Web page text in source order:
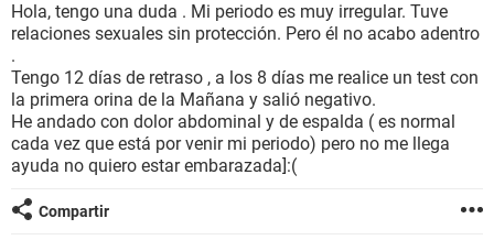
BIENESTAR
SEXUALIDAD
GLOSARIO
Hola, tengo una duda . Mi periodo es muy irregular. Tuve
relaciones sexuales sin protección. Pero él no acabo adentro
.
Tengo 12 días de retraso , a los 8 días me realice un test con
la primera orina de la Mañana y salió negativo.
He andado con dolor abdominal y de espalda ( es normal
cada vez que está por venir mi periodo) pero no me llega
ayuda no quiero estar embarazada]:(
Compartir